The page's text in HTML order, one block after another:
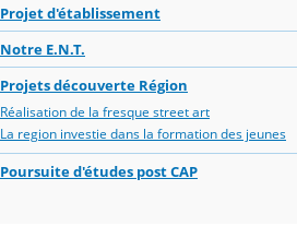
Projet d'établissement
Notre E.N.T.
Projets découverte Région
Réalisation de la fresque street art
La region investie dans la formation des jeunes
Poursuite d'études post CAP